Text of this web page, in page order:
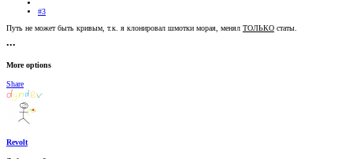
#3
Путь не может быть кривым, т.к. я клонировал шмотки морая, менял ТОЛЬКО статы.
•••
More options
Share
Revolt